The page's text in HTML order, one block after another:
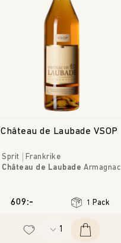
Château de Laubade VSOP
Sprit
Frankrike
Château de Laubade Armagnac
609:- 1 Pack